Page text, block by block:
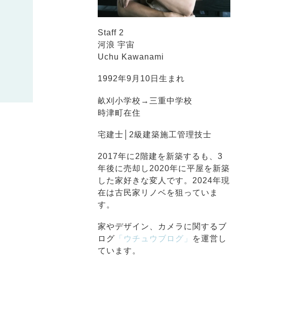
Staff 2
河浪 宇宙
Uchu Kawanami
1992年9月10日生まれ
畝刈小学校→三重中学校
時津町在住
宅建士│2級建築施工管理技士
2017年に2階建を新築するも、3
年後に売却し2020年に平屋を新築
した家好きな変人です。2024年現
在は古民家リノベを狙っていま
す。
家やデザイン、カメラに関するブ
ログ 「ウチュウブログ」
を運営し
ています。